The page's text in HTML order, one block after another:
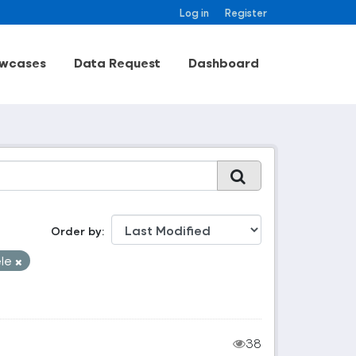
Log in Register
Data Request Dashboard
Order by
38